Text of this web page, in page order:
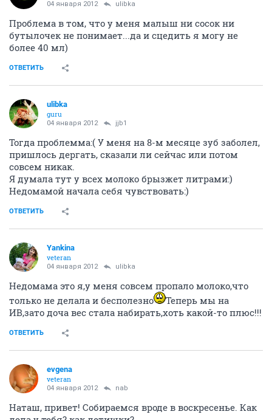
04 января 2012 ulibka
Проблема в том, что у меня малыш ни сосок ни
бутылочек не понимает...да и сцедить я могу не
более 40 мл)
ОТВЕТИТЬ
ulibka
guru
04 января 2012 jjb1
Тогда проблемма:( У меня на 8-м месяце зуб заболел,
пришлось дергать, сказали ли сейчас или потом
совсем никак.
Я думала тут у всех молоко брызжет литрами:)
Недомамой начала себя чувствовать:)
ОТВЕТИТЬ
Yankina
veteran
04 января 2012 ulibka
Недомама это я,у меня совсем пропало молоко,что
только не делала и бесполезно
Теперь мы на
ИВ,зато доча вес стала набирать,хоть какой-то плюс!!!
ОТВЕТИТЬ
evgena
veteran
04 января 2012 nab
Наташ, привет! Собираемся вроде в воскресенье. Как